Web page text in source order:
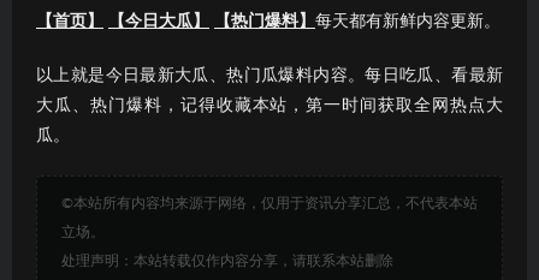
【首页】 【今日大瓜】 【热门爆料】 每天都有新鲜内容更新。
以上就是今日最新大瓜、热门瓜爆料内容。每日吃瓜、看最新
大瓜、热门爆料，记得收藏本站，第一时间获取全网热点大
瓜。
©本站所有内容均来源于网络，仅用于资讯分享汇总，不代表本站
立场。
处理声明：本站转载仅作内容分享，请联系本站删除